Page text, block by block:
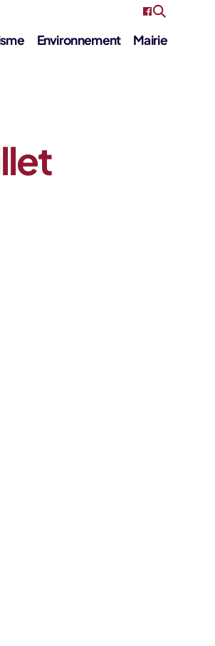
Environnement Mairie